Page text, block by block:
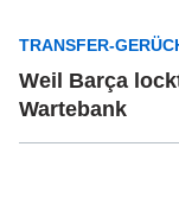
TRANSFER-
Weil Barça
Wartebank